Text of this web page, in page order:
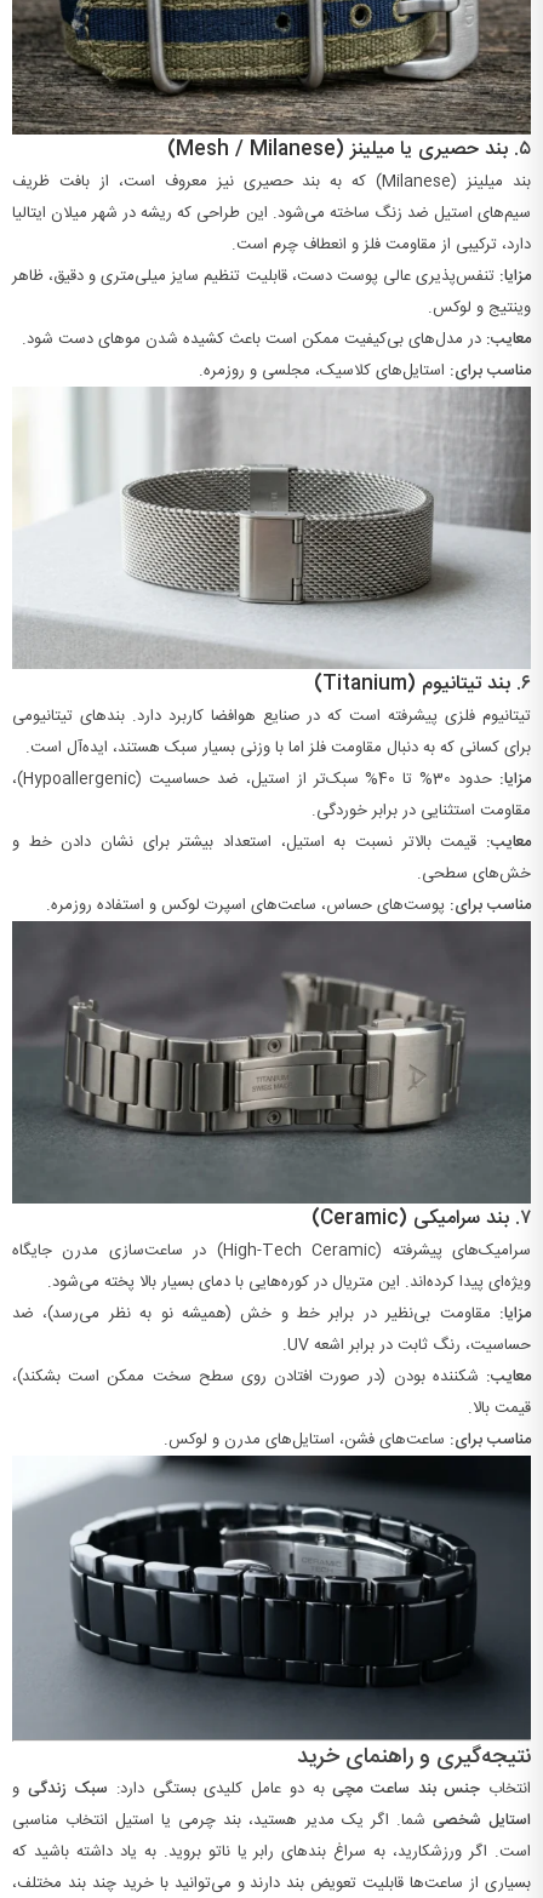
۵. بند حصیری یا میلینز (Mesh / Milanese)
بند میلینز (Milanese) که به بند حصیری نیز معروف است، از بافت ظریف
سیم‌های استیل ضد زنگ ساخته می‌شود. این طراحی که ریشه در شهر میلان ایتالیا
دارد، ترکیبی از مقاومت فلز و انعطاف چرم است.
مزایا: تنفس‌پذیری عالی پوست دست، قابلیت تنظیم سایز میلی‌متری و دقیق، ظاهر
وینتیج و لوکس.
معایب: در مدل‌های بی‌کیفیت ممکن است باعث کشیده شدن موهای دست شود.
مناسب برای: استایل‌های کلاسیک، مجلسی و روزمره.
۶. بند تیتانیوم (Titanium)
تیتانیوم فلزی پیشرفته است که در صنایع هوافضا کاربرد دارد. بندهای تیتانیومی
برای کسانی که به دنبال مقاومت فلز اما با وزنی بسیار سبک هستند، ایده‌آل است.
مزایا: حدود 30% تا 40%
سبک‌تر از استیل، ضد حساسیت (Hypoallergenic)،
مقاومت استثنایی در برابر خوردگی.
معایب: قیمت بالاتر نسبت به استیل، استعداد بیشتر برای نشان دادن خط و
خش‌های سطحی.
مناسب برای: پوست‌های حساس، ساعت‌های اسپرت لوکس و استفاده روزمره.
۷. بند سرامیکی (Ceramic)
سرامیک‌های پیشرفته (High-Tech Ceramic) در ساعت‌سازی مدرن جایگاه
ویژه‌ای پیدا کرده‌اند. این متریال در کوره‌هایی با دمای بسیار بالا پخته می‌شود.
مزایا: مقاومت بی‌نظیر در برابر خط و خش (همیشه نو به نظر می‌رسد)، ضد
حساسیت، رنگ ثابت در برابر اشعه UV.
معایب: شکننده بودن (در صورت افتادن روی سطح سخت ممکن است بشکند)،
قیمت بالا.
مناسب برای: ساعت‌های فشن، استایل‌های مدرن و لوکس.
نتیجه‌گیری و راهنمای خرید
انتخاب جنس بند ساعت مچیبه دو عامل کلیدی بستگی دارد: سبک زندگی و
استایل شخصی شما. اگر یک مدیر هستید، بند چرمی یا استیل انتخاب مناسبی
است. اگر ورزشکارید، به سراغ بندهای رابر یا ناتو بروید. به یاد داشته باشید که
بسیاری از ساعت‌ها قابلیت تعویض بند دارند و می‌توانید با خرید چند بند مختلف،